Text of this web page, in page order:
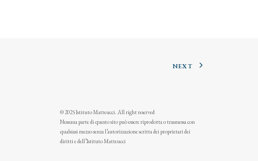
NEXT
© 2025 Istituto Matteucci. All right reserved
Nessuna parte di questo sito può essere riprodotta o trasmessa con
qualsiasi mezzo senza l’autorizzazione scritta dei proprietari dei
diritti e dell’Istituto Matteucci